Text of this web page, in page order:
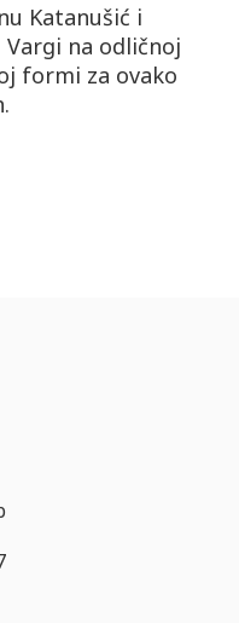
Katanušić i
na odličnoj
formi za ovako